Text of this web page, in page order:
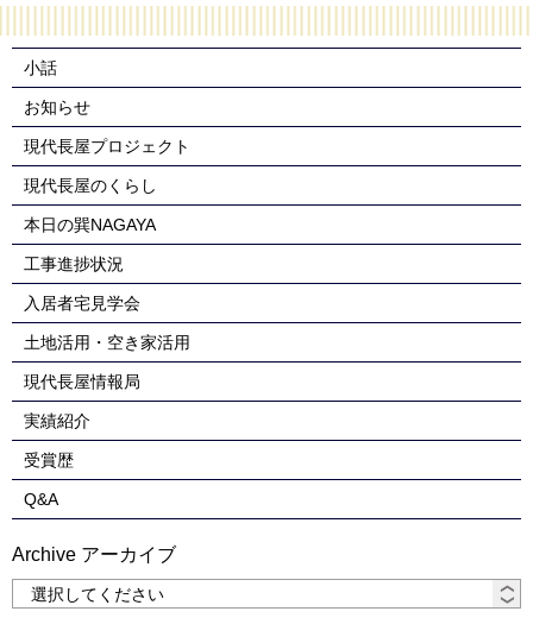
小話
お知らせ
現代長屋プロジェクト
現代長屋のくらし
本日の巽NAGAYA
工事進捗状況
入居者宅見学会
土地活用・空き家活用
現代長屋情報局
実績紹介
受賞歴
Q&A
Archive アーカイブ